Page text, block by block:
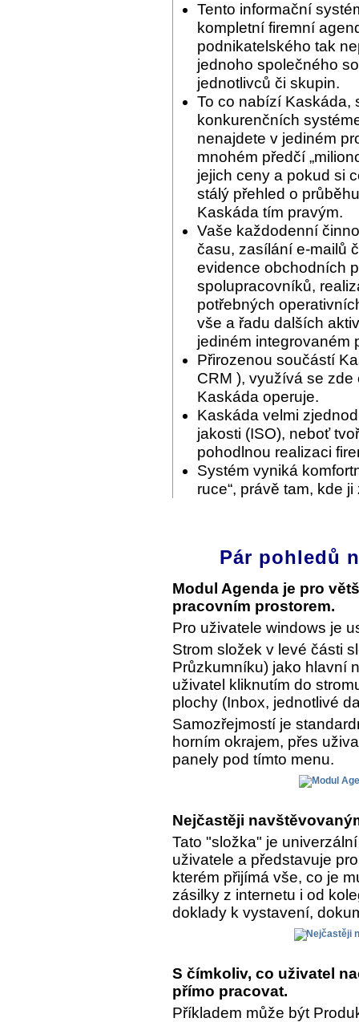
Tento informační
kompletní firemní
podnikatelského tak
jednoho společného
jednotlivců či skupin.
To co nabízí Kaskáda,
konkurenčních
nenajdete v jediném
mnohém předčí
jejich ceny a pokud si
stálý přehled o
Kaskáda tím pravým.
Vaše každodenní
času, zasílání e-mailů
evidence obchodních
spolupracovníků,
potřebných
vše a řadu dalších
jediném integrovaném
Přirozenou součástí
CRM ), využívá se
Kaskáda operuje.
Kaskáda velmi
jakosti (ISO), neboť
pohodlnou realizaci
Systém vyniká
ruce“, právě tam, kde
Pár pohledů
Modul Agenda je pro
pracovním prostorem.
Pro uživatele windows je
Strom složek v levé části
Průzkumníku) jako hlavní
uživatel kliknutím do
plochy (Inbox, jednotlivé
Samozřejmostí je
horním okrajem, přes
panely pod tímto menu.
Nejčastěji
Tato "složka" je
uživatele a představuje
kterém přijímá vše, co je
zásilky z internetu i od
doklady k vystavení,
S čímkoliv, co uživatel
přímo pracovat.
Příkladem může být